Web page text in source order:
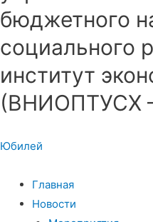
бюджетного
социального
институт
(ВНИОПТУСХ
Юбилей
Главная
Новости